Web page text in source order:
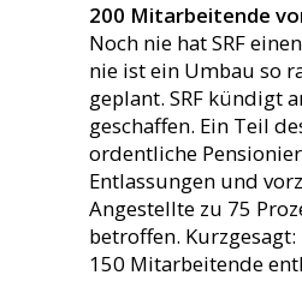
Vielfalt leben
Krankentaggeldversicherung
200 Mitarbeitende
Noch nie hat SRF
nie ist ein Umbau so
geplant. SRF kündigt
geschaffen. Ein Teil
ordentliche
Entlassungen und
Angestellte zu 75
betroffen.
150 Mitarbeitende